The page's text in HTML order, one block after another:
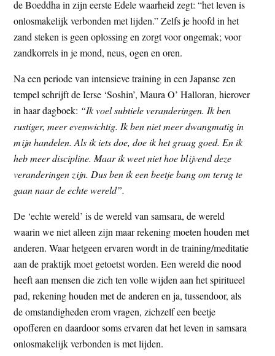
de Boeddha in zijn eerste Edele waarheid zegt: “het leven is
onlosmakelijk verbonden met lijden.” Zelfs je hoofd in het
zand steken is geen oplossing en zorgt voor ongemak; voor
zandkorrels in je mond, neus, ogen en oren.
Na een periode van intensieve training in een Japanse zen
tempel schrijft de Ierse ‘Soshin’, Maura O’ Halloran, hierover
in haar dagboek: “Ik voel subtiele veranderingen. Ik ben
rustiger, meer evenwichtig. Ik ben niet meer dwangmatig in
mijn handelen. Als ik iets doe, doe ik het graag goed. En ik
heb meer discipline. Maar ik weet niet hoe blijvend deze
veranderingen zijn. Dus ben ik een beetje bang om terug te
gaan naar de echte wereld”.
De ‘echte wereld’ is de wereld van samsara, de wereld
waarin we niet alleen zijn maar rekening moeten houden met
anderen. Waar hetgeen ervaren wordt in de training/meditatie
aan de praktijk moet getoetst worden. Een wereld die nood
heeft aan mensen die zich ten volle wijden aan het spiritueel
pad, rekening houden met de anderen en ja, tussendoor, als
de omstandigheden erom vragen, zichzelf een beetje
opofferen en daardoor soms ervaren dat het leven in samsara
onlosmakelijk verbonden is met lijden.